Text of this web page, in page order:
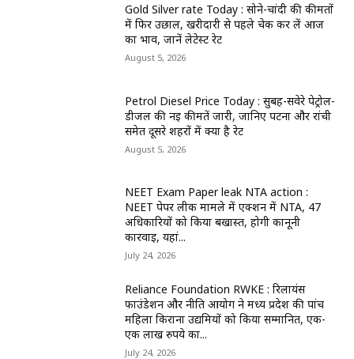
Gold Silver rate Today : सोने-चांदी की कीमतों
में फिर उछाल, खरीदारी से पहले चेक कर लें आज
का भाव, जानें लेटेस्ट रेट
August 5, 2026
Petrol Diesel Price Today : सुबह-सवेरे पेट्रोल-
डीजल की नई कीमतें जारी, जानिए पटना और रांची
समेत दूसरे शहरों में क्या है रेट
August 5, 2026
NEET Exam Paper leak NTA action :
NEET पेपर लीक मामले में एक्शन में NTA, 47
अधिकारियों को किया बर्खास्त, होगी कानूनी
कार्रवाई, यहां...
July 24, 2026
Reliance Foundation RWKE : रिलायंस
फाउंडेशन और नीति आयोग ने मध्य प्रदेश की पांच
महिला किराना उद्यमियों को किया सम्मानित, एक-
एक लाख रुपये का...
July 24, 2026